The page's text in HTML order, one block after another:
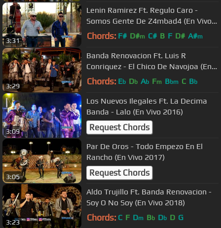
3:31
Lenin Ramirez Ft. Regulo Caro -
Somos Gente De Z4mbad4 (En Vivo
2017)
Chords: F# D#m C# B F D# A#m
3:29
Banda Renovacion Ft. Luis R
Conriquez - El Chico De Navojoa (En
Vivo 2017)
Chords: Eb Db Ab Fm Bbm C Bb
3:09
Los Nuevos Ilegales Ft. La Decima
Banda - Lalo (En Vivo 2016)
Request Chords
3:05
Par De Oros - Todo Empezo En El
Rancho (En Vivo 2017)
Request Chords
3:23
Aldo Trujillo Ft. Banda Renovacion -
Soy O No Soy (En Vivo 2018)
Chords: C F Dm Bb Db D G